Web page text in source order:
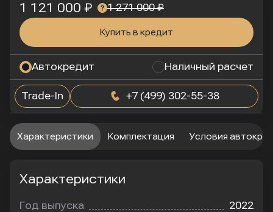
1 121 000 ₽ 1 271 000 ₽
Купить в кредит
Автокредит Наличный расчет
Trade-In +7 (499) 302-55-38
Характеристики Комплектация Условия
Характеристики
Год выпуска 2022